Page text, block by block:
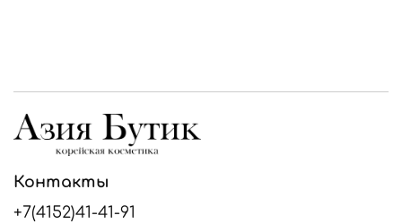
Контакты
+7(4152)41-41-91